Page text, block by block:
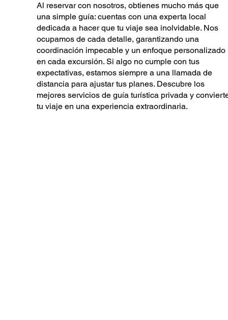
Al reservar con nosotros, obtienes mucho más que
una simple guía: cuentas con una experta local
dedicada a hacer que tu viaje sea inolvidable. Nos
ocupamos de cada detalle, garantizando una
coordinación impecable y un enfoque personalizado
en cada excursión. Si algo no cumple con tus
expectativas, estamos siempre a una llamada de
distancia para ajustar tus planes. Descubre los
mejores servicios de guía turística privada y
tu viaje en una experiencia extraordinaria.